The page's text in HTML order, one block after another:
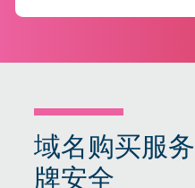
域名购买服
牌安全